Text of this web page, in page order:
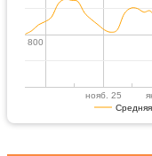
нояб. 25
800
800